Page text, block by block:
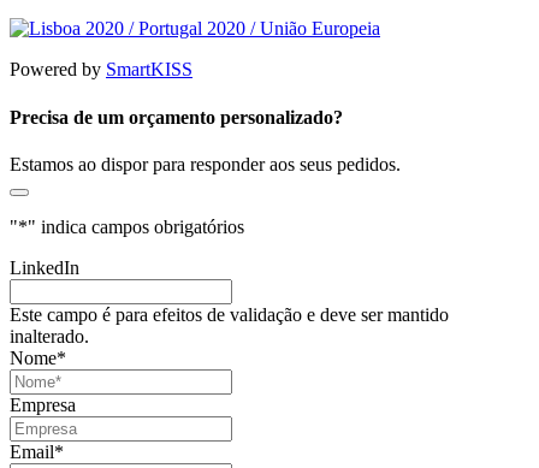
Powered by SmartKISS
Precisa de um orçamento personalizado?
Estamos ao dispor para responder aos seus pedidos.
"*" indica campos obrigatórios
LinkedIn
Este campo é para efeitos de validação e deve ser mantido
inalterado.
Nome*
Empresa
Email*